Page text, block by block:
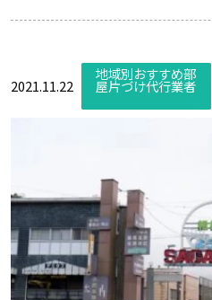
2021.11.22
地域別おすすめ部
屋片づけ代行業者